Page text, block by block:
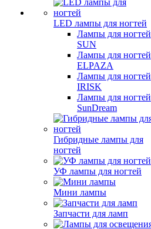
LED лампы для ногтей
Лампы для ногтей
SUN
Лампы для ногтей
ELPAZA
Лампы для ногтей
IRISK
Лампы для ногтей
SunDream
Гибридные лампы для
ногтей
УФ лампы для ногтей
Мини лампы
Запчасти для ламп